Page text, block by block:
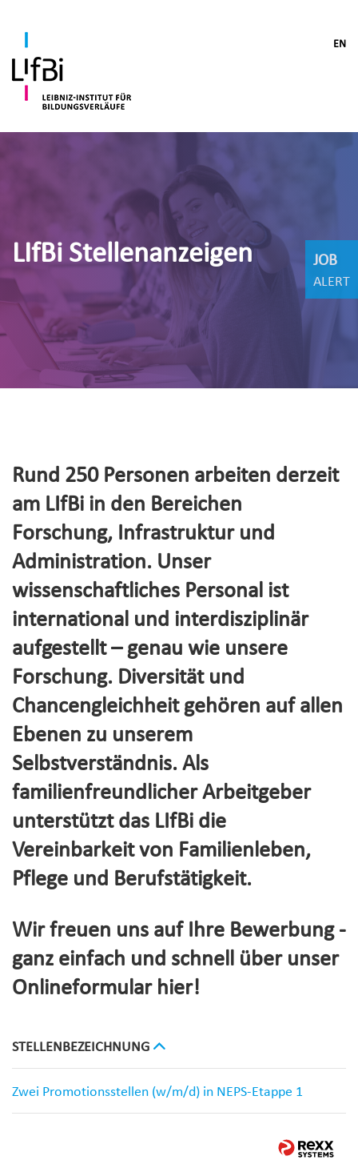
EN
LIfBi Stellenanzeigen
Rund 250 Personen arbeiten derzeit
am LIfBi in den Bereichen
Forschung, Infrastruktur und
Administration. Unser
wissenschaftliches Personal ist
international und interdisziplinär
aufgestellt – genau wie unsere
Forschung. Diversität und
Chancengleichheit gehören auf allen
Ebenen zu unserem
Selbstverständnis. Als
familienfreundlicher Arbeitgeber
unterstützt das LIfBi die
Vereinbarkeit von Familienleben,
Pflege und Berufstätigkeit.
Wir freuen uns auf Ihre Bewerbung -
ganz einfach und schnell über unser
Onlineformular hier!
STELLENBEZEICHNUNG
Zwei Promotionsstellen (w/m/d) in NEPS-Etappe 1
JOB
ALERT